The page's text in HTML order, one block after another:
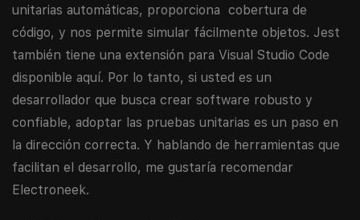
unitarias automáticas, proporciona cobertura de
código, y nos permite simular fácilmente objetos. Jest
también tiene una extensión para Visual Studio Code
disponible aquí. Por lo tanto, si usted es un
desarrollador que busca crear software robusto y
confiable, adoptar las pruebas unitarias es un paso en
la dirección correcta. Y hablando de herramientas que
facilitan el desarrollo, me gustaría recomendar
Electroneek.